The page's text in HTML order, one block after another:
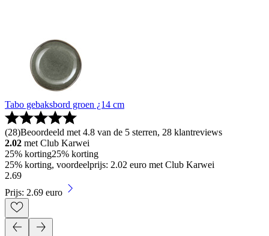
Tabo gebaksbord groen ¿14 cm
(28)Beoordeeld met 4.8 van de 5 sterren, 28 klantreviews
2.02 met Club Karwei
25% korting25% korting
25% korting, voordeelprijs: 2.02 euro met Club Karwei
2.69
Prijs: 2.69 euro